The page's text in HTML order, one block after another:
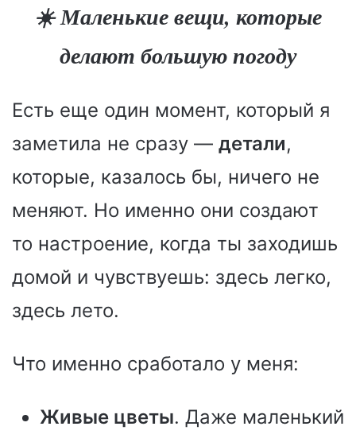
☀️ Маленькие вещи, которые
делают большую погоду
Есть еще один момент, который я
заметила не сразу — детали,
которые, казалось бы, ничего не
меняют. Но именно они создают
то настроение, когда ты заходишь
домой и чувствуешь: здесь легко,
здесь лето.
Что именно сработало у меня:
Живые цветы. Даже маленький